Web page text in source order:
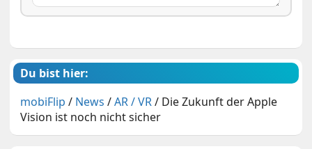
Du bist hier:
mobiFlip / News /AR / VR/ Die Zukunft der Apple
Vision ist noch nicht sicher